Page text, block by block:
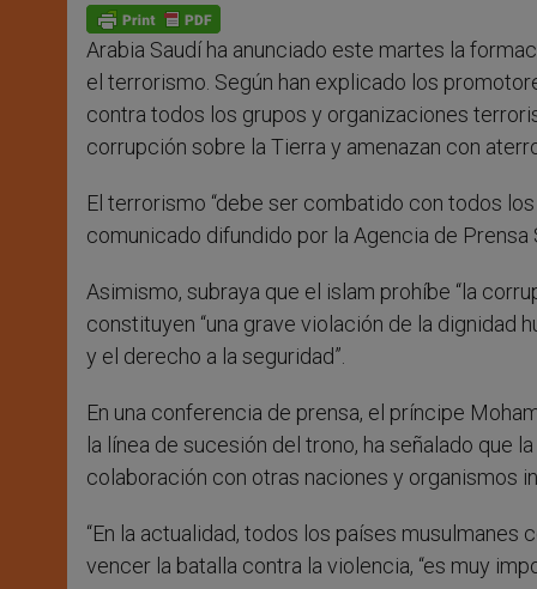
p
p
g
e
r
o
k
Arabia Saudí ha anunciado este martes la
el terrorismo. Según han explicado los
contra todos los grupos y organizaciones
corrupción sobre la Tierra y amenazan con
El terrorismo “debe ser combatido con todos
comunicado difundido por la Agencia de Prensa
Asimismo, subraya que el islam prohíbe “la
constituyen “una grave violación de la dignidad
y el derecho a la seguridad”.
En una conferencia de prensa, el príncipe
la línea de sucesión del trono, ha señalado que
colaboración con otras naciones y organismos
“En la actualidad, todos los países musulmanes
vencer la batalla contra la violencia, “es muy